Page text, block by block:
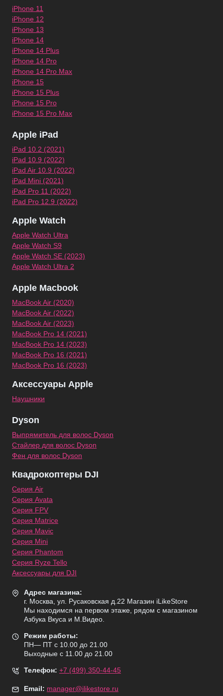
iPhone 11
iPhone 12
iPhone 13
iPhone 14
iPhone 14 Plus
iPhone 14 Pro
iPhone 14 Pro Max
iPhone 15
iPhone 15 Plus
iPhone 15 Pro
iPhone 15 Pro Max
Apple iPad
iPad 10.2 (2021)
iPad 10.9 (2022)
iPad Air 10.9 (2022)
iPad Mini (2021)
iPad Pro 11 (2022)
iPad Pro 12.9 (2022)
Apple Watch
Apple Watch Ultra
Apple Watch S9
Apple Watch SE (2023)
Apple Watch Ultra 2
Apple Macbook
MacBook Air (2020)
MacBook Air (2022)
MacBook Air (2023)
MacBook Pro 14 (2021)
MacBook Pro 14 (2023)
MacBook Pro 16 (2021)
MacBook Pro 16 (2023)
Аксессуары Apple
Наушники
Dyson
Выпрямитель для волос Dyson
Стайлер для волос Dyson
Фен для волос Dyson
Квадрокоптеры DJI
Серия Air
Серия Avata
Серия FPV
Серия Matrice
Серия Mavic
Серия Mini
Серия Phantom
Серия Ryze Tello
Аксессуары для DJI
Адрес магазина:
г. Москва, ул. Русаковская д.22 Магазин iLikeStore
Мы находимся на первом этаже, рядом с магазином
Азбука Вкуса и М.Видео.
Режим работы:
ПН— ПТ с 10.00 до 21.00
Выходные с 11.00 до 21.00
Телефон: +7 (499) 350-44-45
Email: manager@ilikestore.ru